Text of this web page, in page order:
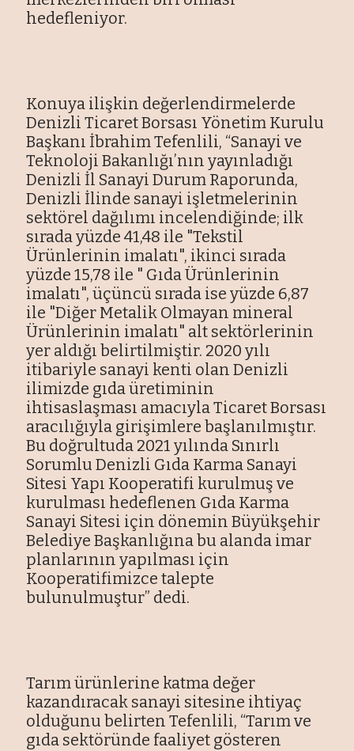
hedefleniyor.
Konuya ilişkin değerlendirmelerde
Denizli Ticaret Borsası Yönetim Kurulu
Başkanı İbrahim Tefenlili, “Sanayi ve
Teknoloji Bakanlığı’nın yayınladığı
Denizli İl Sanayi Durum Raporunda,
Denizli İlinde sanayi işletmelerinin
sektörel dağılımı incelendiğinde; ilk
sırada yüzde 41,48 ile "Tekstil
Ürünlerinin imalatı", ikinci sırada
yüzde 15,78 ile " Gıda Ürünlerinin
imalatı", üçüncü sırada ise yüzde 6,87
ile "Diğer Metalik Olmayan mineral
Ürünlerinin imalatı" alt sektörlerinin
yer aldığı belirtilmiştir. 2020 yılı
itibariyle sanayi kenti olan Denizli
ilimizde gıda üretiminin
ihtisaslaşması amacıyla Ticaret Borsası
aracılığıyla girişimlere başlanılmıştır.
Bu doğrultuda 2021 yılında Sınırlı
Sorumlu Denizli Gıda Karma Sanayi
Sitesi Yapı Kooperatifi kurulmuş ve
kurulması hedeflenen Gıda Karma
Sanayi Sitesi için dönemin Büyükşehir
Belediye Başkanlığına bu alanda imar
planlarının yapılması için
Kooperatifimizce talepte
bulunulmuştur” dedi.
Tarım ürünlerine katma değer
kazandıracak sanayi sitesine ihtiyaç
olduğunu belirten Tefenlili, “Tarım ve
gıda sektöründe faaliyet gösteren